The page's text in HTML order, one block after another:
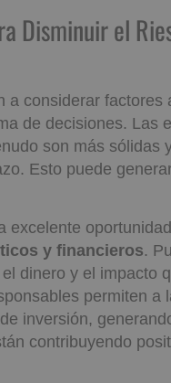
para
a considerar factores
de decisiones. Las
son más sólidas
Esto puede
excelente
y financieros.
dinero y el impacto
permiten a
inversión,
contribuyendo